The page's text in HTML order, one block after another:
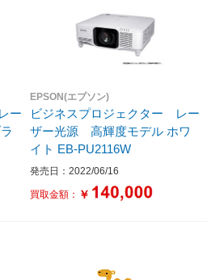
ー
EPSON(エプソン)
ビジネスプロジェクター レー
ザー光源 高輝度モデル ホワ
イト EB-PU2116W
発売日：2022/06/16
買取金額： ￥